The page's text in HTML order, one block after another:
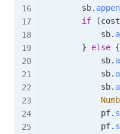
        sb
.
if
(cost
            sb
.
}
else {
            sb
.
            sb
.
            sb
.
            pf
.
            pf
.